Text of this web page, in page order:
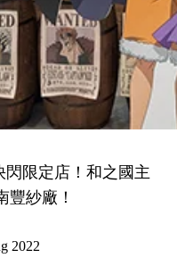
閃限定店！和之國主
豐紗廠！
2022